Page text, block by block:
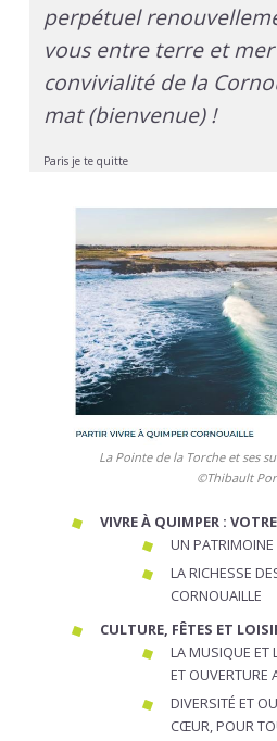
perpétuel
vous entre terre et
convivialité de la
mat (bienvenue) !
Paris je te quitte
La Pointe de la Torche et ses
©Thibault
VIVRE À QUIMPER :
UN PATRIMOINE
LA RICHESSE
CORNOUAILLE
CULTURE, FÊTES ET
LA MUSIQUE ET
ET OUVERTURE
DIVERSITÉ ET
CŒUR, POUR